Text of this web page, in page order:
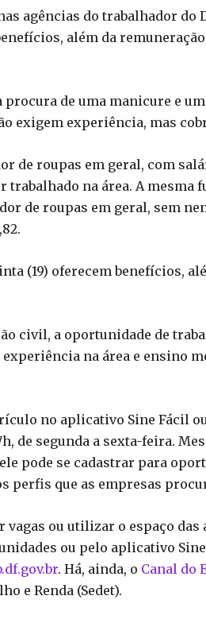
agências do trabalhador
além da
procura de uma manicure e
exigem experiência, mas
de roupas em geral, com
na área. A mesma
de roupas em geral, sem
(19) oferecem benefícios,
civil, a oportunidade de
na área e ensino
no aplicativo Sine Fácil
de segunda a sexta-feira.
pode se cadastrar para
perfis que as empresas
ou utilizar o espaço
ou pelo aplicativo
. Há, ainda, o Canal do
e Renda (Sedet).